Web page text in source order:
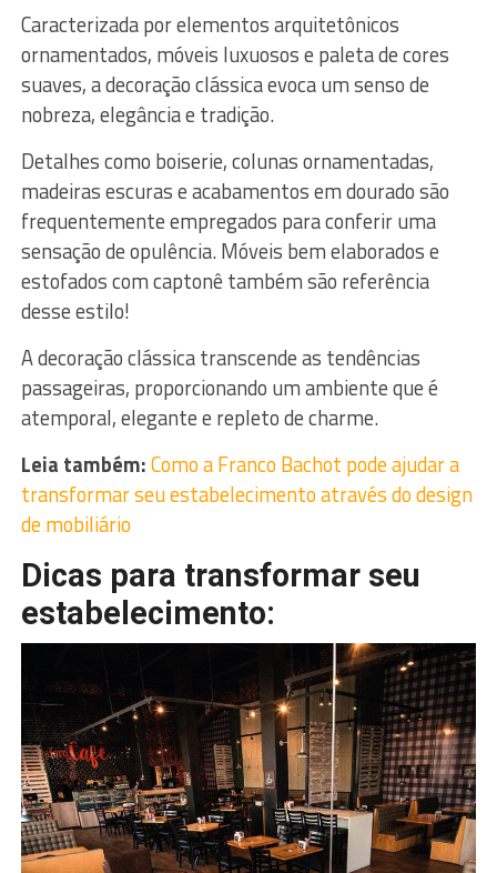
Caracterizada por elementos arquitetônicos
ornamentados, móveis luxuosos e paleta de cores
suaves, a decoração clássica evoca um senso de
nobreza, elegância e tradição.
Detalhes como boiserie, colunas ornamentadas,
madeiras escuras e acabamentos em dourado são
frequentemente empregados para conferir uma
sensação de opulência. Móveis bem elaborados e
estofados com captonê também são referência
desse estilo!
A decoração clássica transcende as tendências
passageiras, proporcionando um ambiente que é
atemporal, elegante e repleto de charme.
Leia também:Como a Franco Bachot pode ajudar a
transformar seu estabelecimento através do design
de mobiliário
Dicas para transformar seu
estabelecimento: